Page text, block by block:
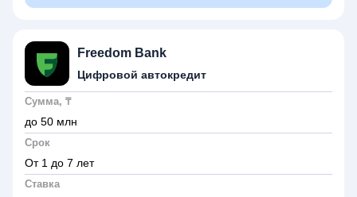
Freedom Bank
Цифровой автокредит
Сумма, ₸
до 50 млн
Срок
От 1 до 7 лет
Ставка